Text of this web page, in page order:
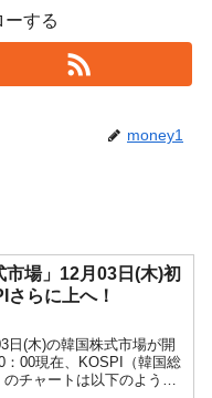
ーする
money1
市場」12月03日(木)初
さらに上へ！
日(木)の韓国株式市場が開
：00現在、KOSPI（韓国総
チャートは以下のように